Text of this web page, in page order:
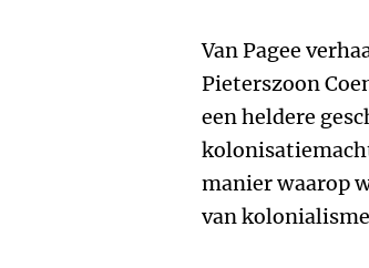
Van Pagee
Pieterszoon
een heldere
manier waarop
van